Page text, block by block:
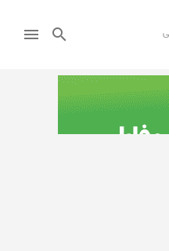
search
menu